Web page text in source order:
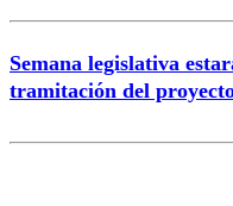
Semana legislativa
tramitación del